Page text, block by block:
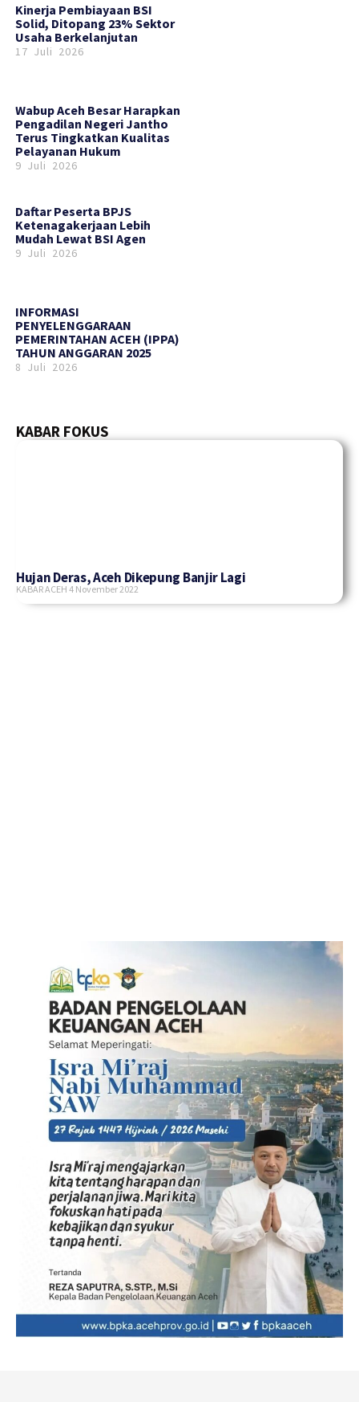
Kinerja Pembiayaan BSI
Solid, Ditopang 23% Sektor
Usaha Berkelanjutan
17 Juli 2026
Wabup Aceh Besar Harapkan
Pengadilan Negeri Jantho
Terus Tingkatkan Kualitas
Pelayanan Hukum
9 Juli 2026
Daftar Peserta BPJS
Ketenagakerjaan Lebih
Mudah Lewat BSI Agen
9 Juli 2026
INFORMASI
PENYELENGGARAAN
PEMERINTAHAN ACEH (IPPA)
TAHUN ANGGARAN 2025
8 Juli 2026
KABAR FOKUS
Hujan Deras, Aceh Dikepung Banjir Lagi
KABAR ACEH 4 November 2022